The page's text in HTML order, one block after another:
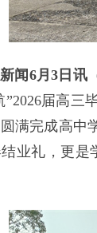
闻6月3日讯
”2026届高
满完成高中
业礼，更是